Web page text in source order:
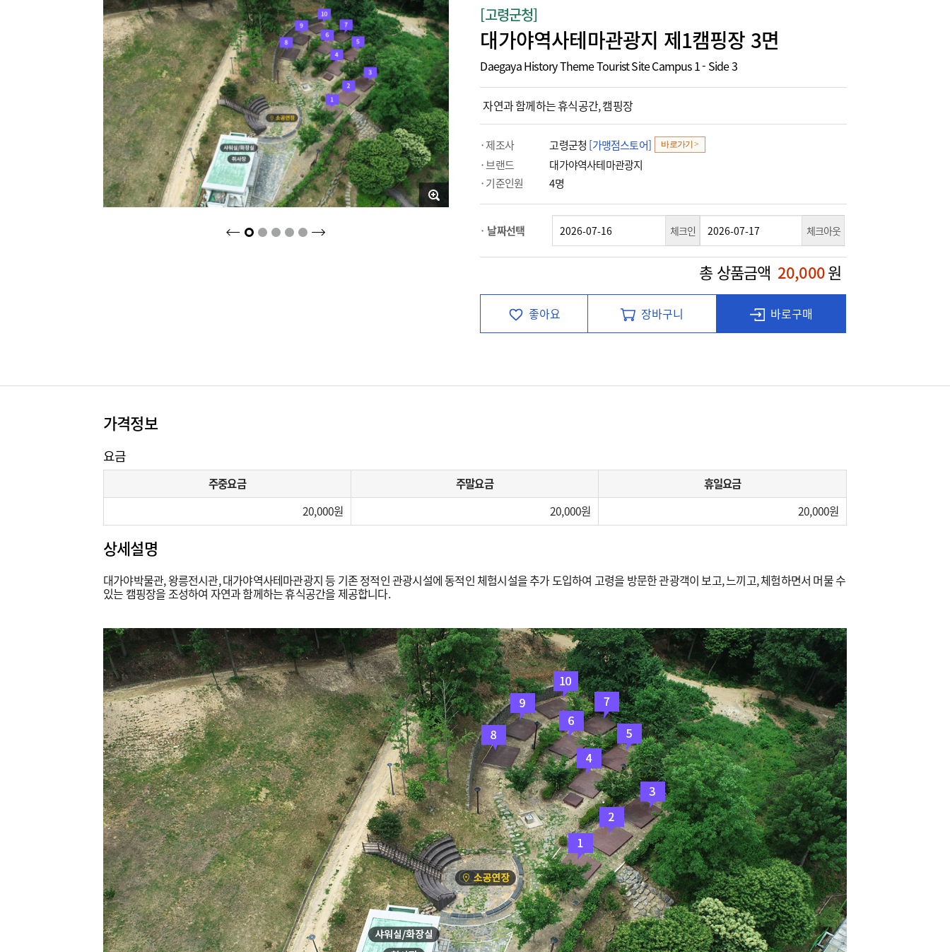
2 3 4 5
[고령군청]
대가야역사테마관광지 제1캠핑장 3면
Daegaya History Theme Tourist Site Campus 1 - Side 3
자연과 함께하는 휴식공간, 캠핑장
제조사 고령군청 [가맹점스토어] 바로가기 >
브랜드
대가야역사테마관광지
기준인원
4명
날짜선택 체크인 체크아웃
총 상품금액 20,000원
좋아요 장바구니 바로구매
가격정보
요금
주중요금 주말요금
휴일요금
20,000
20,000 20,000
상세설명
대가야박물관, 왕릉전시관, 대가야역사테마관광지 등 기존 정적인 관광시설에 동적인 체험시설을 추가 도입하여 고령을 방문한 관광객이 보고, 느끼고, 체험하면서 머물 수
있는 캠핑장을 조성하여 자연과 함께하는 휴식공간을 제공합니다.